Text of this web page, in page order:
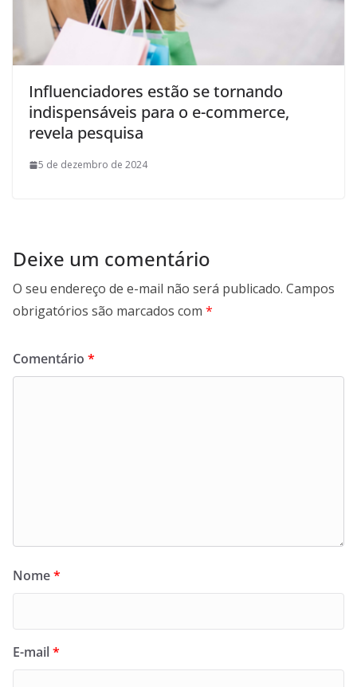
Influenciadores estão se tornando
indispensáveis para o e-commerce,
revela pesquisa
5 de dezembro de 2024
Deixe um comentário
O seu endereço de e-mail não será publicado. Campos
obrigatórios são marcados com *
Comentário *
Nome*
E-mail*